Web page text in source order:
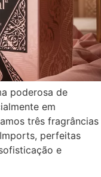
poderosa de
em
três fragrâncias
perfeitas
e